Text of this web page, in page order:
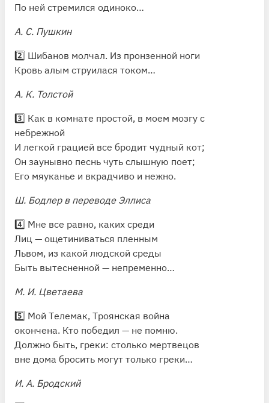
По ней стремился одиноко…
А. С. Пушкин
2️⃣ Шибанов молчал. Из пронзенной ноги
Кровь алым струилася током…
А. К. Толстой
3️⃣ Как в комнате простой, в моем мозгу с
небрежной
И легкой грацией все бродит чудный кот;
Он заунывно песнь чуть слышную поет;
Его мяуканье и вкрадчиво и нежно.
Ш. Бодлер в переводе Эллиса
4️⃣ Мне все равно, каких среди
Лиц — ощетиниваться пленным
Львом, из какой людской среды
Быть вытесненной — непременно…
М. И. Цветаева
5️⃣ Мой Tелемак, Tроянская война
окончена. Кто победил — не помню.
Должно быть, греки: столько мертвецов
вне дома бросить могут только греки…
И. А. Бродский